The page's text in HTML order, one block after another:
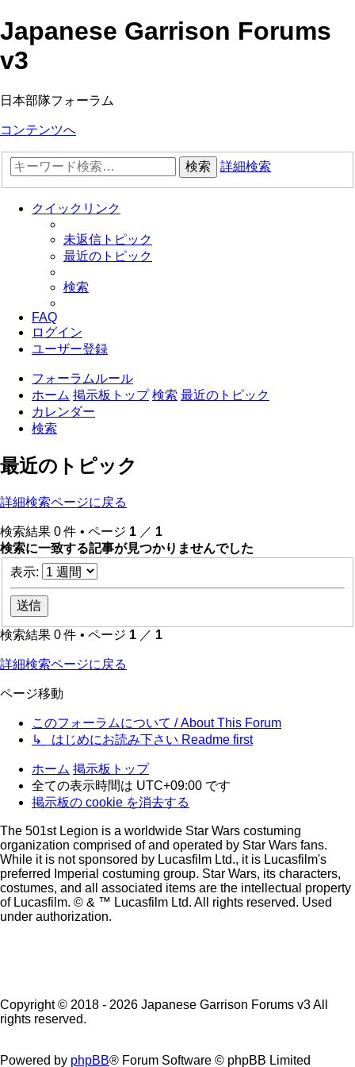
Japanese Garrison Forums
v3
日本部隊フォーラム
コンテンツへ
検索 詳細検索
クイックリンク
未返信トピック
最近のトピック
検索
FAQ
ログイン
ユーザー登録
フォーラムルール
ホーム 掲示板トップ 検索 最近のトピック
カレンダー
検索
最近のトピック
詳細検索ページに戻る
検索結果 0 件 • ページ 1 ／ 1
検索に一致する記事が見つかりませんでした
表示:
検索結果 0 件 • ページ 1 ／ 1
詳細検索ページに戻る
ページ移動
このフォーラムについて / About This Forum
↳ はじめにお読み下さい Readme first
ホーム 掲示板トップ
全ての表示時間は UTC+09:00 です
掲示板の cookie を消去する
The 501st Legion is a worldwide Star Wars costuming
organization comprised of and operated by Star Wars fans.
While it is not sponsored by Lucasfilm Ltd., it is Lucasfilm's
preferred Imperial costuming group. Star Wars, its characters,
costumes, and all associated items are the intellectual property
of Lucasfilm. © & ™ Lucasfilm Ltd. All rights reserved. Used
under authorization.
Copyright © 2018 - 2026 Japanese Garrison Forums v3 All
rights reserved.
Powered by phpBB® Forum Software © phpBB Limited